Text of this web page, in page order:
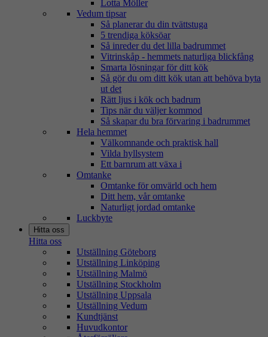
Lotta Möller
Vedum tipsar
Så planerar du din tvättstuga
5 trendiga köksöar
Så inreder du det lilla badrummet
Vitrinskåp - hemmets naturliga blickfång
Smarta lösningar för ditt kök
Så gör du om ditt kök utan att behöva byta
ut det
Rätt ljus i kök och badrum
Tips när du väljer kommod
Så skapar du bra förvaring i badrummet
Hela hemmet
Välkomnande och praktisk hall
Vilda hyllsystem
Ett barnrum att växa i
Omtanke
Omtanke för omvärld och hem
Ditt hem, vår omtanke
Naturligt jordad omtanke
Luckbyte
Hitta oss
Hitta oss
Utställning Göteborg
Utställning Linköping
Utställning Malmö
Utställning Stockholm
Utställning Uppsala
Utställning Vedum
Kundtjänst
Huvudkontor